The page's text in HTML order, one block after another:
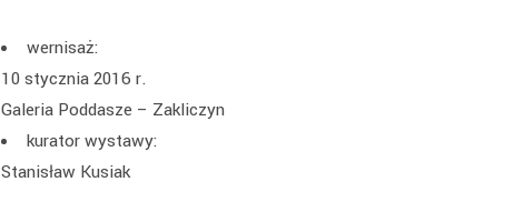
wernisaż:
10 stycznia 2016 r.
Galeria Poddasze – Zakliczyn
kurator wystawy:
Stanisław Kusiak